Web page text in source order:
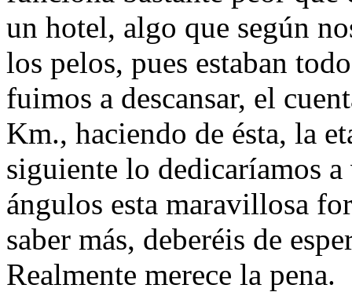
un hotel, algo que según
los pelos, pues estaban
fuimos a descansar, el
Km., haciendo de ésta, la
siguiente lo dedicaríamos
ángulos esta maravillosa
saber más, deberéis de
Realmente merece la pena.